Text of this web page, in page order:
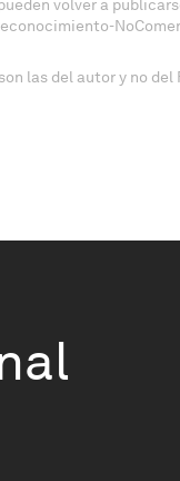
volver a
las del autor y no